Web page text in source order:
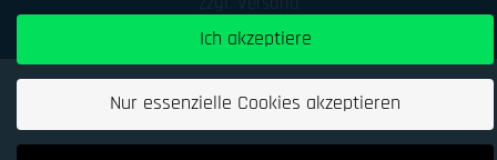
Ich akzeptiere
Nur essenzielle Cookies akzeptieren